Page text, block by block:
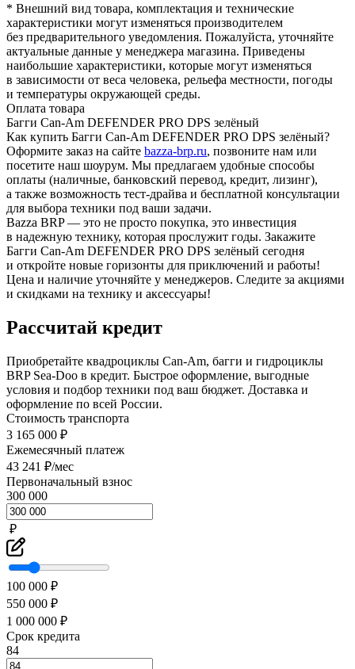
* Внешний вид товара, комплектация и технические
характеристики могут изменяться производителем
без предварительного уведомления. Пожалуйста, уточняйте
актуальные данные у менеджера магазина. Приведены
наибольшие характеристики, которые могут изменяться
в зависимости от веса человека, рельефа местности, погоды
и температуры окружающей среды.
Оплата товара
Багги Can-Am DEFENDER PRO DPS зелёный
Как купить Багги Can-Am DEFENDER PRO DPS зелёный?
Оформите заказ на сайте bazza-brp.ru, позвоните нам или
посетите наш шоурум. Мы предлагаем удобные способы
оплаты (наличные, банковский перевод, кредит, лизинг),
а также возможность тест-драйва и бесплатной консультации
для выбора техники под ваши задачи.
Bazza BRP — это не просто покупка, это инвестиция
в надежную технику, которая прослужит годы. Закажите
Багги Can-Am DEFENDER PRO DPS зелёный сегодня
и откройте новые горизонты для приключений и работы!
Цена и наличие уточняйте у менеджеров. Следите за акциями
и скидками на технику и аксессуары!
Рассчитай кредит
Приобретайте квадроциклы Can-Am, багги и гидроциклы
BRP Sea-Doo в кредит. Быстрое оформление, выгодные
условия и подбор техники под ваш бюджет. Доставка и
оформление по всей России.
Стоимость транспорта
3 165 000 ₽
Ежемесячный платеж
43 241 ₽/мес
Первоначальный взнос
300 000
₽
100 000 ₽
550 000 ₽
1 000 000 ₽
Срок кредита
84